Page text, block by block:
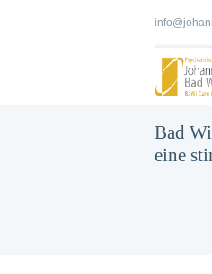
Bad
eine